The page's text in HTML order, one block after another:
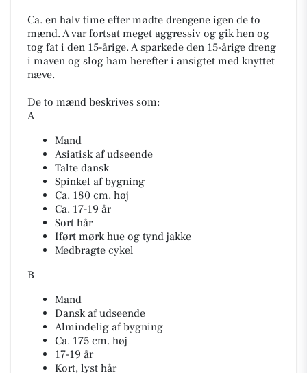
Ca. en halv time efter mødte drengene igen de to
mænd. A var fortsat meget aggressiv og gik hen og
tog fat i den 15-årige. A sparkede den 15-årige dreng
i maven og slog ham herefter i ansigtet med knyttet
næve.
De to mænd beskrives som:
A
Mand
Asiatisk af udseende
Talte dansk
Spinkel af bygning
Ca. 180 cm. høj
Ca. 17-19 år
Sort hår
Iført mørk hue og tynd jakke
Medbragte cykel
B
Mand
Dansk af udseende
Almindelig af bygning
Ca. 175 cm. høj
17-19 år
Kort, lyst hår